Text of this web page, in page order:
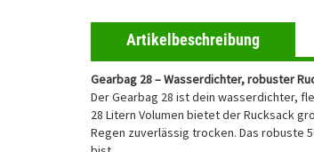
Artikelbeschreibung
Gearbag 28 – Wasserdichter, robuster
Der Gearbag 28 ist dein wasserdichter,
28 Litern Volumen bietet der Rucksack
Regen zuverlässig trocken. Das robuste